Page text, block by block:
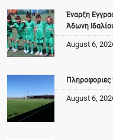
Έναρξη
Άδωνη
August 6,
Πληροφοριες
August 6,